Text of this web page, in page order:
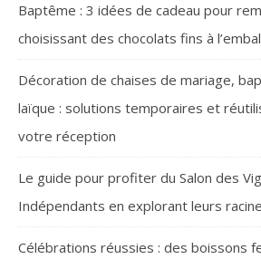
Baptême : 3 idées de cadeau pour
choisissant des chocolats fins à
Décoration de chaises de mariage,
laïque : solutions temporaires et
votre réception
Le guide pour profiter du Salon des
Indépendants en explorant leurs
Célébrations réussies : des boissons